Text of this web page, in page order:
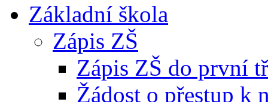
Základní škola
Zápis ZŠ
Zápis ZŠ do první
Žádost o přestup k